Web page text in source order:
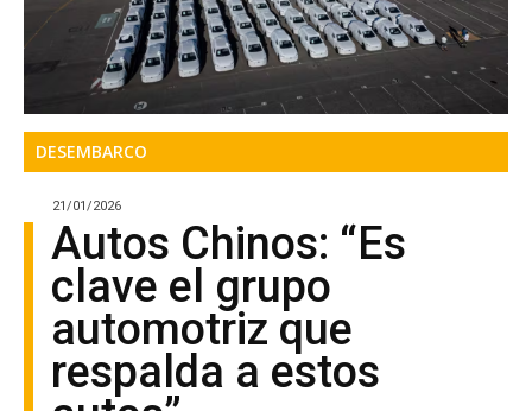
DESEMBARCO
21/01/2026
Autos Chinos: “Es
clave el grupo
automotriz que
respalda a estos